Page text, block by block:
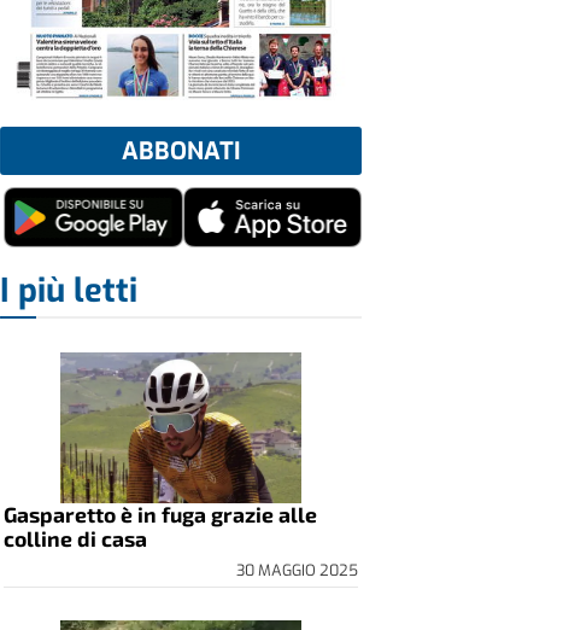
ABBONATI
I più letti
Gasparetto è in fuga grazie alle
colline di casa
30 MAGGIO 2025